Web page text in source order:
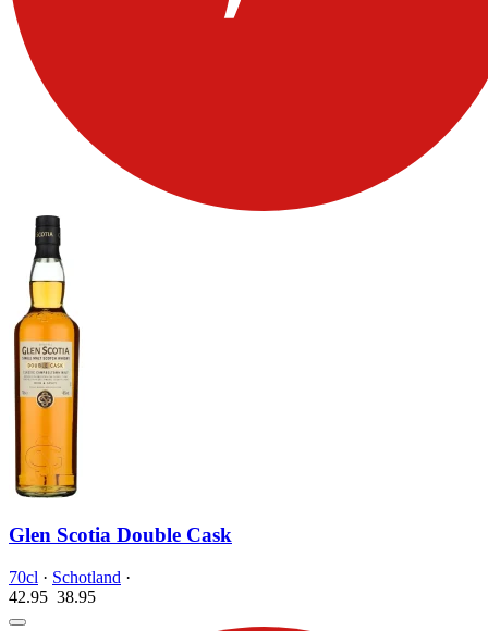
Glen Scotia Double Cask
70cl · Schotland ·
42.95 38.95